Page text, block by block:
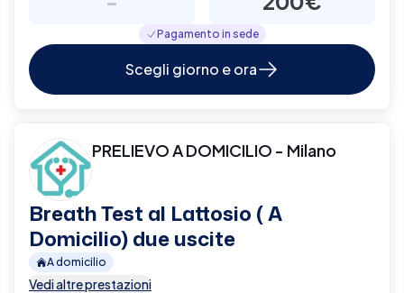
Pagamento in sede
Scegli giorno e ora
PRELIEVO A DOMICILIO - Milano
Breath Test al Lattosio ( A
Domicilio) due uscite
A domicilio
Vedi altre prestazioni